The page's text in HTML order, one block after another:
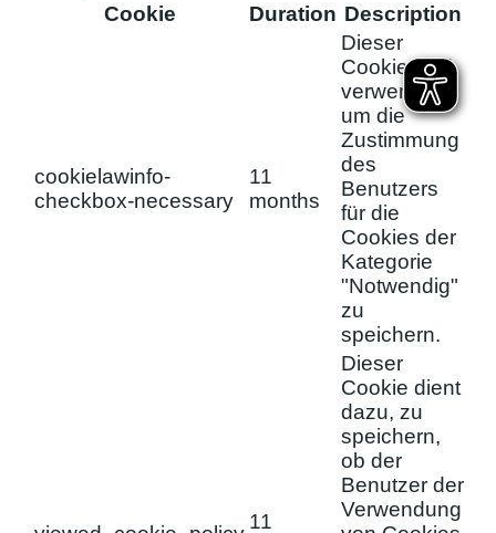
Cookie
Duration Description
cookielawinfo-
checkbox-necessary
11
months
Dieser
Cookie wird
verwendet,
um die
Zustimmung
des
Benutzers
für die
Cookies der
Kategorie
"Notwendig"
zu
speichern.
11
Dieser
Cookie dient
dazu, zu
speichern,
ob der
Benutzer der
Verwendung